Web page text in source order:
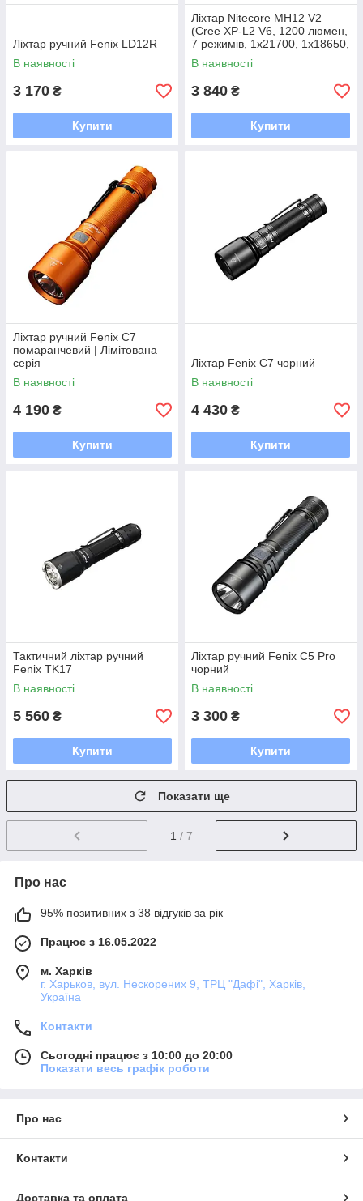
Ліхтар ручний Fenix LD12R
В наявності
3 170 ₴
Купити
Ліхтар Nitecore MH12 V2
(Сree XP-L2 V6, 1200 люмен,
7 режимів, 1х21700, 1х18650,
USB Type-C)
В наявності
3 840 ₴
Купити
Ліхтар ручний Fenix C7
помаранчевий | Лімітована
серія
В наявності
4 190 ₴
Купити
Ліхтар Fenix C7 чорний
В наявності
4 430 ₴
Купити
Тактичний ліхтар ручний
Fenix TK17
В наявності
5 560 ₴
Купити
Ліхтар ручний Fenix C5 Pro
чорний
В наявності
3 300 ₴
Купити
Показати ще
1 / 7
Про нас
95% позитивних з 38 відгуків за рік
Працює з 16.05.2022
м. Харків
г. Харьков, вул. Нескорених 9, ТРЦ "Дафі", Харків,
Україна
Контакти
Сьогодні працює з 10:00 до 20:00
Показати весь графік роботи
Про нас
Контакти
Доставка та оплата